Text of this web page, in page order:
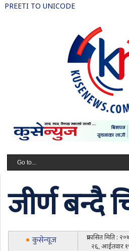
PREETI TO UNICODE
जीर्ण बन्दै
कुसेन्यूज
प्रकासित मिति :
२६, आईतवार